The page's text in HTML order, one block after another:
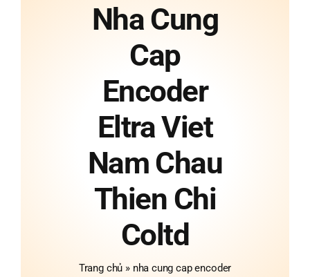
Nha Cung
Cap
Encoder
Eltra Viet
Nam Chau
Thien Chi
Coltd
Trang chủ » nha cung cap encoder